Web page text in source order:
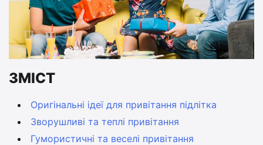
ЗМІСТ
Оригінальні ідеї для привітання підлітка
Зворушливі та теплі привітання
Гумористичні та веселі привітання